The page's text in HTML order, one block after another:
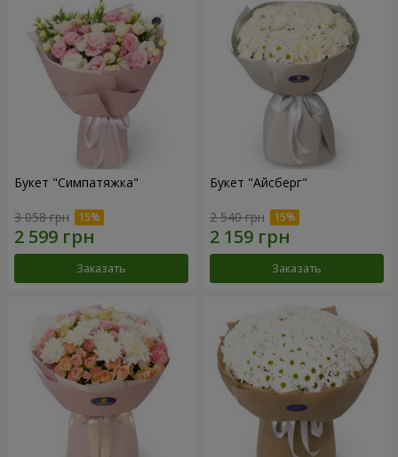
Букет "Симпатяжка"
3 058 грн
Заказать
Букет "Айсберг"
2 540 грн
Заказать